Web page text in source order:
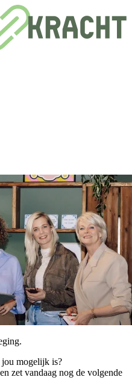
mogelijk is?
zet vandaag nog de volgende